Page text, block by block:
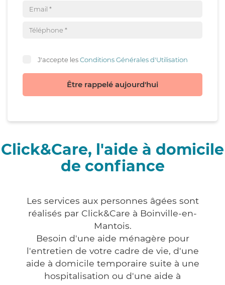
J'accepte lesConditions Générales d'Utilisation
Être rappelé aujourd'hui
Click&Care, l'aide à domicile
de confiance
Les services aux personnes âgées sont
réalisés par Click&Care à Boinville-en-
Mantois.
Besoin d'une aide ménagère pour
l'entretien de votre cadre de vie, d'une
aide à domicile temporaire suite à une
hospitalisation ou d'une aide à